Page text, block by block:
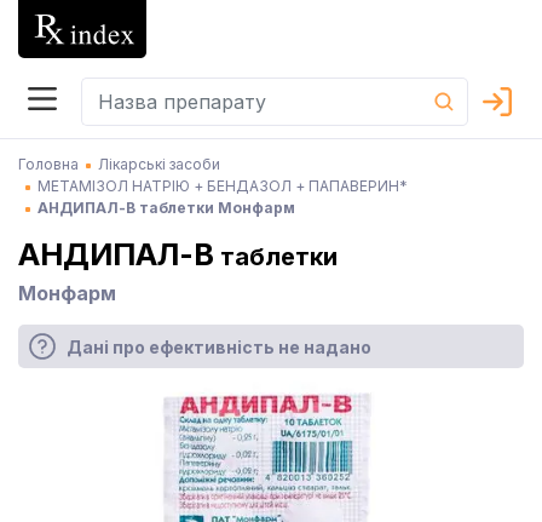
Головна
Лікарські засоби
МЕТАМІЗОЛ НАТРІЮ + БЕНДАЗОЛ + ПАПАВЕРИН*
АНДИПАЛ-В таблетки Монфарм
АНДИПАЛ-В таблетки
Монфарм
Дані про ефективність не надано